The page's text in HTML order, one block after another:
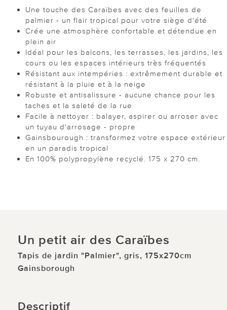
Une touche des Caraïbes avec des feuilles de
palmier - un flair tropical pour votre siège d'été
Crée une atmosphère confortable et détendue en
plein air
Idéal pour les balcons, les terrasses, les jardins, les
cours ou les espaces intérieurs très fréquentés
Résistant aux intempéries : extrêmement durable et
résistant à la pluie et à la neige
Robuste et antisalissure - aucune chance pour les
taches et la saleté de la rue
Facile à nettoyer : balayer, aspirer ou arroser avec
un tuyau d'arrosage - propre
Gainsbourough : transformez votre espace extérieur
en un paradis tropical
En 100% polypropylène recyclé. 175 x 270 cm.
Un petit air des Caraïbes
Tapis de jardin "Palmier", gris, 175x270cm
Gainsborough
Descriptif